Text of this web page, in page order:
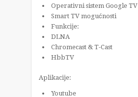
Operativni sistem Google TV
Smart TV mogućnosti
Funkcije:
DLNA
Chromecast & T-Cast
HbbTV
Aplikacije:
Youtube